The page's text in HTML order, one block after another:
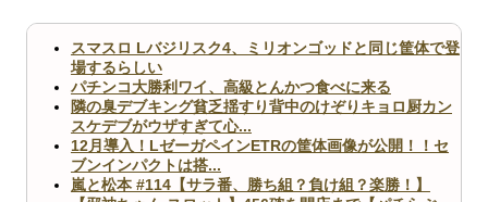
スマスロ Lバジリスク4、ミリオンゴッドと同じ筐体で登
場するらしい
パチンコ大勝利ワイ、高級とんかつ食べに来る
隣の臭デブキング貧乏揺すり背中のけぞりキョロ厨カン
スケデブがウザすぎて心...
12月導入！LゼーガペインETRの筐体画像が公開！！セ
ブンインパクトは搭...
嵐と松本 #114【サラ番、勝ち組？負け組？楽勝！】